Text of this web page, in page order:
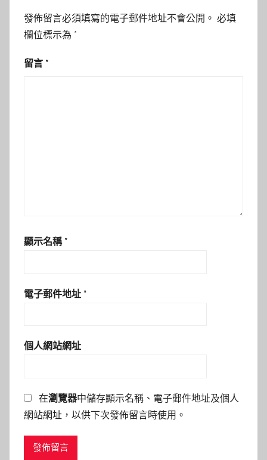
發佈留言必須填寫的電子郵件地址不會公開。 必填
欄位標示為 *
留言 *
顯示名稱 *
電子郵件地址 *
個人網站網址
在瀏覽器中儲存顯示名稱、電子郵件地址及個人
網站網址，以供下次發佈留言時使用。